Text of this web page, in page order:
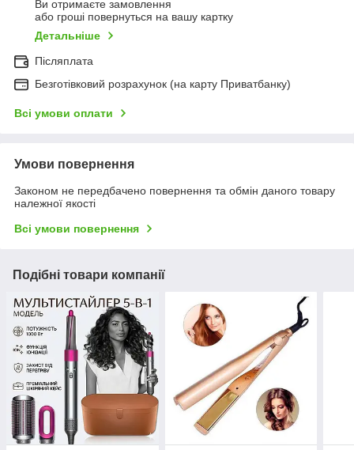
Ви отримаєте замовлення
або гроші повернуться на вашу картку
Детальніше
Післяплата
Безготівковий розрахунок (на карту Приватбанку)
Всі умови оплати
Умови повернення
Законом не передбачено повернення та обмін даного товару
належної якості
Всі умови повернення
Подібні товари компанії